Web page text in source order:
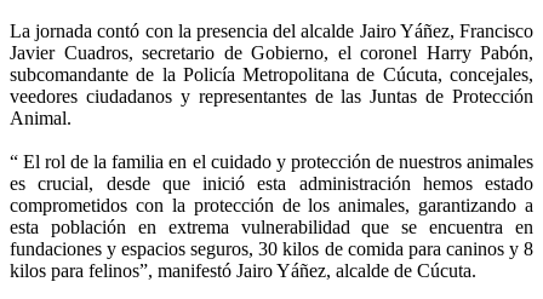
La jornada contó con la presencia del alcalde Jairo Yáñez, Francisco
Javier Cuadros, secretario de Gobierno, el coronel Harry Pabón,
subcomandante de la Policía Metropolitana de Cúcuta, concejales,
veedores ciudadanos y representantes de las Juntas de Protección
Animal.
“ El rol de la familia en el cuidado y protección de nuestros animales
es crucial, desde que inició esta administración hemos estado
comprometidos con la protección de los animales, garantizando a
esta población en extrema vulnerabilidad que se encuentra en
fundaciones y espacios seguros, 30 kilos de comida para caninos y 8
kilos para felinos”, manifestó Jairo Yáñez, alcalde de Cúcuta.